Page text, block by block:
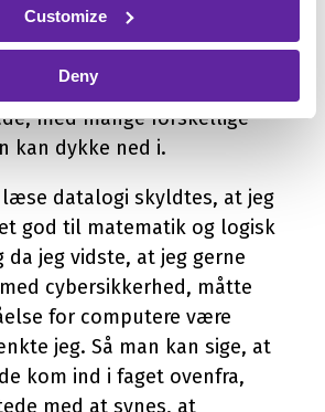
Customize
Deny
jeg at læse datalogi
fordi det er et
med mange forskellige
kan dykke ned i.
datalogi skyldtes, at jeg
god til matematik og logisk
jeg vidste, at jeg gerne
cybersikkerhed, måtte
for computere være
jeg. Så man kan sige, at
kom ind i faget ovenfra,
med at synes, at